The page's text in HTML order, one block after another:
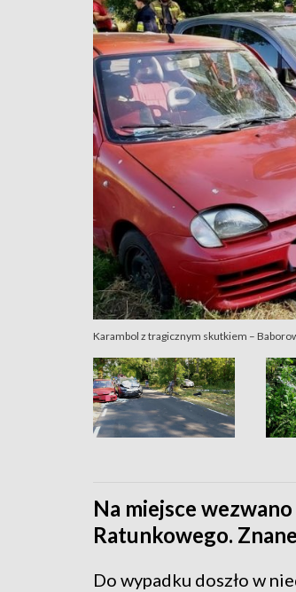
Karambol z tragicznym skutkiem –
Na miejsce
Ratunkowego.
Do wypadku doszło w